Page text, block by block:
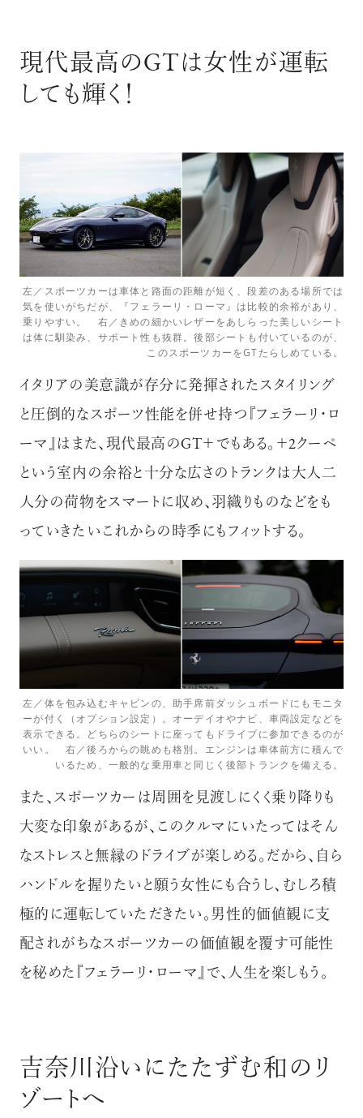
現代最高のGTは女性が運転
しても輝く！
左／スポーツカーは車体と路面の距離が短く、段差のある場所では
気を使いがちだが、『フェラーリ・ローマ』は比較的余裕があり、
乗りやすい。 右／きめの細かいレザーをあしらった美しいシート
は体に馴染み、サポート性も抜群。後部シートも付いているのが、
このスポーツカーをGTたらしめている。
イタリアの美意識が存分に発揮されたスタイリング
と圧倒的なスポーツ性能を併せ持つ『フェラーリ・ロ
ーマ』はまた、現代最高のGT＋でもある。＋2クーペ
という室内の余裕と十分な広さのトランクは大人二
人分の荷物をスマートに収め、羽織りものなどをも
っていきたいこれからの時季にもフィットする。
左／体を包み込むキャビンの、助手席前ダッシュボードにもモニタ
ーが付く（オプション設定）。オーデイオやナビ、車両設定などを
表示できる。どちらのシートに座ってもドライブに参加できるのが
いい。 右／後ろからの眺めも格別。エンジンは車体前方に積んで
いるため、一般的な乗用車と同じく後部トランクを備える。
また、スポーツカーは周囲を見渡しにくく乗り降りも
大変な印象があるが、このクルマにいたってはそん
なストレスと無縁のドライブが楽しめる。だから、自ら
ハンドルを握りたいと願う女性にも合うし、むしろ積
極的に運転していただきたい。男性的価値観に支
配されがちなスポーツカーの価値観を覆す可能性
を秘めた『フェラーリ・ローマ』で、人生を楽しもう。
吉奈川沿いにたたずむ和のリ
ゾートへ